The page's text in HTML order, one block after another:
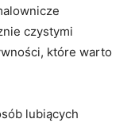
czystymi
które warto
lubiących